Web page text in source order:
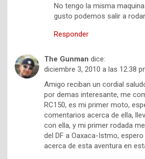
No tengo la misma
gusto podemos salir a
Responder
The Gunman dice:
diciembre 3, 2010 a las 12:38
Amigo reciban un cordial
por demas interesante, me
RC150, es mi primer moto,
comentarios acerca de ella,
con ella, y mi primer rodada
del DF a Oaxaca-Istmo,
acerca de esta aventura en